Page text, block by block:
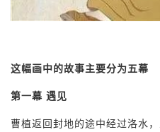
这幅画中的故事主要分为五幕
第一幕 遇见
曹植返回封地的途中经过洛水